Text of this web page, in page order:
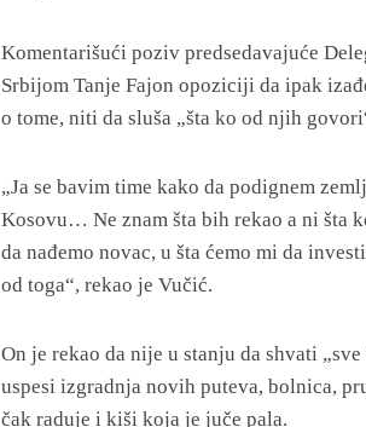
Komentarišući poziv predsedavajuće
Srbijom Tanje Fajon opoziciji da ipak
o tome, niti da sluša „šta ko od njih
„Ja se bavim time kako da podignem
Kosovu… Ne znam šta bih rekao a ni šta
da nađemo novac, u šta ćemo mi da
od toga“, rekao je Vučić.
On je rekao da nije u stanju da shvati
uspesi izgradnja novih puteva, bolnica,
čak raduje i kiši koja je juče pala.